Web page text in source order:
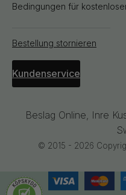
Bedingungen für
Bestellung stornieren
Kundenservice
Beslag Online, Inre
© 2015 - 2026